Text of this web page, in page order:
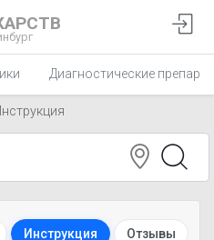
Диагностические
Инструкция Отзывы